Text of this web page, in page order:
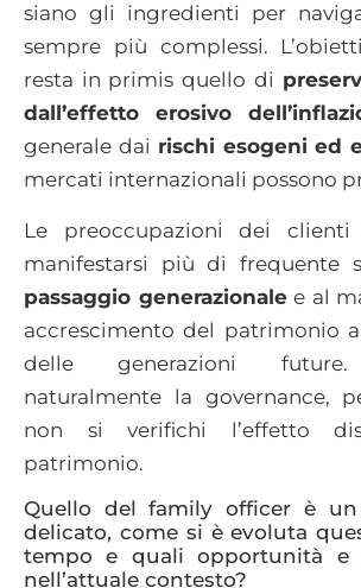
siano gli ingredienti per
sempre più complessi.
resta in primis quello di
dall’effetto erosivo
generale dai rischi esogeni ed
mercati internazionali possono
Le preoccupazioni dei clienti
manifestarsi più di frequente
passaggio generazionalee al
accrescimento del patrimonio
delle generazioni future.
naturalmente la governance,
non si verifichi l’effetto
patrimonio.
Quello del family officer è
delicato, come si è evoluta
tempo e quali opportunità e
nell’attuale contesto?